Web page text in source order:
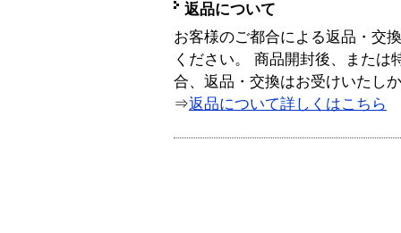
返品について
お客様のご都合による返品・交
ください。 商品開封後、または
合、返品・交換はお受けいたし
⇒返品について詳しくはこちら